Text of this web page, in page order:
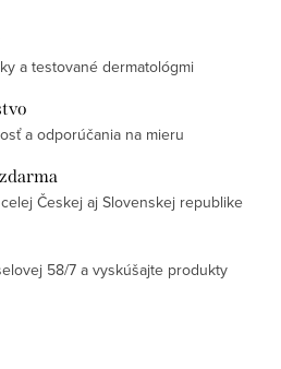
a testované dermatológmi
a odporúčania na mieru
Českej aj Slovenskej republike
58/7 a vyskúšajte produkty